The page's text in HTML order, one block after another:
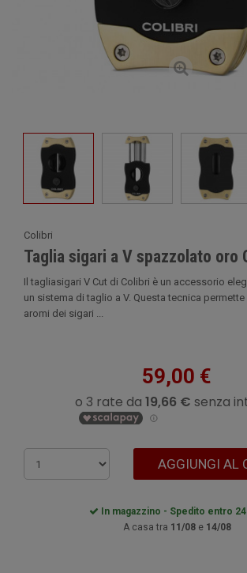
Colibri
Taglia sigari a V spazzolato oro
Il tagliasigari V Cut di Colibri è un accessorio
un sistema di taglio a V. Questa tecnica
aromi dei sigari ...
59,00 €
AGGIUNGI AL
In magazzino - Spedito entro
A casa tra 11/08e 14/08